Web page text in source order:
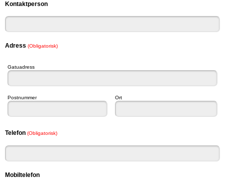
Kontaktperson
Adress (Obligatorisk)
Gatuadress
Postnummer Ort
Telefon (Obligatorisk)
Mobiltelefon